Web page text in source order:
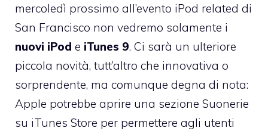
mercoledì prossimo all’evento iPod related di
San Francisco non vedremo solamente i
nuovi iPod e iTunes 9. Ci sarà un ulteriore
piccola novità, tutt’altro che innovativa o
sorprendente, ma comunque degna di nota:
Apple potrebbe aprire una sezione Suonerie
su iTunes Store per permettere agli utenti